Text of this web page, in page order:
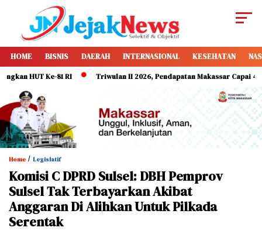
HOME BISNIS DAERAH INTERNASIONAL KESEHATAN
Ke-81 RI Triwulan II 2026, Pendapatan Makassar Capai 49 Persen,
Home / Legislatif
Komisi C DPRD Sulsel: DBH Pemprov
Sulsel Tak Terbayarkan Akibat
Anggaran Di Alihkan Untuk Pilkada
Serentak